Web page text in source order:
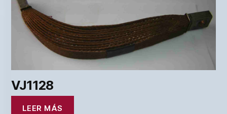
VJ1128
LEER MÁS